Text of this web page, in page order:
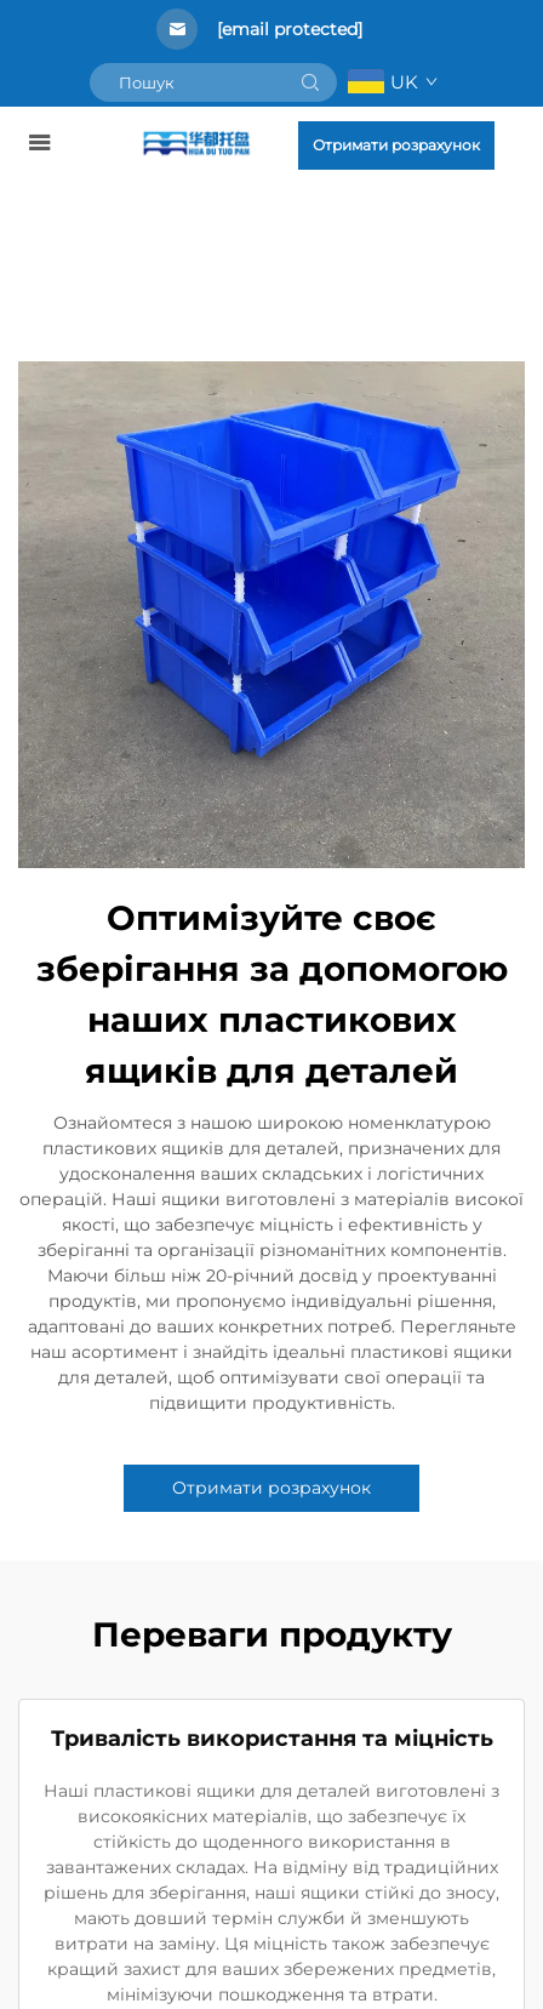
[email protected]
UK
Отримати розрахунок
Оптимізуйте своє
зберігання за допомогою
наших пластикових
ящиків для деталей
Ознайомтеся з нашою широкою номенклатурою
пластикових ящиків для деталей, призначених для
удосконалення ваших складських і логістичних
операцій. Наші ящики виготовлені з матеріалів високої
якості, що забезпечує міцність і ефективність у
зберіганні та організації різноманітних компонентів.
Маючи більш ніж 20-річний досвід у проектуванні
продуктів, ми пропонуємо індивідуальні рішення,
адаптовані до ваших конкретних потреб. Перегляньте
наш асортимент і знайдіть ідеальні пластикові ящики
для деталей, щоб оптимізувати свої операції та
підвищити продуктивність.
Отримати розрахунок
Переваги продукту
Тривалість використання та міцність
Наші пластикові ящики для деталей виготовлені з
високоякісних матеріалів, що забезпечує їх
стійкість до щоденного використання в
завантажених складах. На відміну від традиційних
рішень для зберігання, наші ящики стійкі до зносу,
мають довший термін служби й зменшують
витрати на заміну. Ця міцність також забезпечує
кращий захист для ваших збережених предметів,
мінімізуючи пошкодження та втрати.